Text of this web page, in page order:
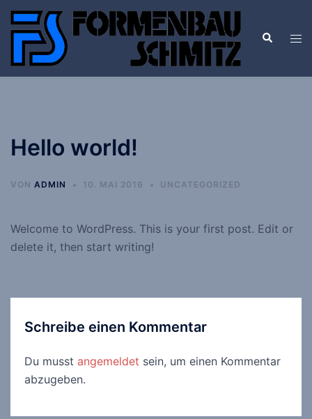
Zum
Inhalt
springen
Suche
Hello world!
VON ADMIN 10. MAI 2016 UNCATEGORIZED
Welcome to WordPress. This is your first post. Edit or
delete it, then start writing!
Schreibe einen Kommentar
Du musst angemeldet sein, um einen Kommentar
abzugeben.